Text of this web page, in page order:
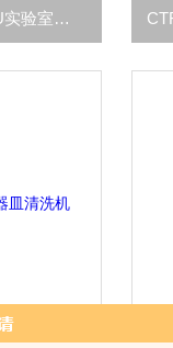
CTFD18S/18P/18T/18PT-U实验室立式冻干机